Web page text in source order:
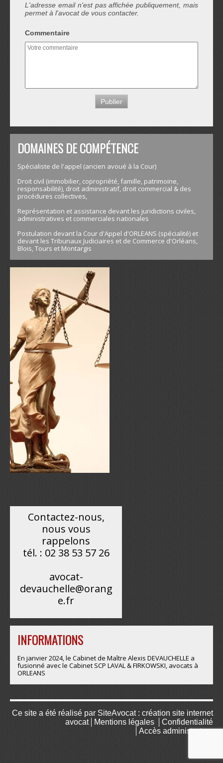
L'adresse email n'est pas affichée publiquement, mais
permet à l'avocat de vous contacter.
Commentaire
DOMAINES DE COMPÉTENCE
Spécialiste de l'appel (ancien avoué à la Cour)
Droit civil (immobilier, copropriété, famille, patrimoine,
responsabilité), droit administratif, droit commercial & des
procédures collectives,
Représentation et assistance devant les juridictions civiles,
administratives et commerciales nationales
Postulation devant la Cour d'Appel d'ORLEANS (spécialité) et
devant les Tribunaux Judiciaires et de Commerce d'Orléans,
Blois, Tours et Montargis
Contactez-nous,
nous vous
rappelons
tél. : 02 38 53 57 26
avocat-
devauchelle@orang
e.fr
INFORMATIONS
En janvier 2024, le Cabinet de Maître Alexis DEVAUCHELLE a
fusionné avec le Cabinet SCP LAVAL & FIRKOWSKI, avocats à
ORLEANS
Ce site a été réalisé par SiteAvocat : création site internet
avocat
Mentions légales
Confidentialité
Accès administrateur